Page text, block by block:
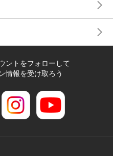
ントをフォローして
情報を受け取ろう